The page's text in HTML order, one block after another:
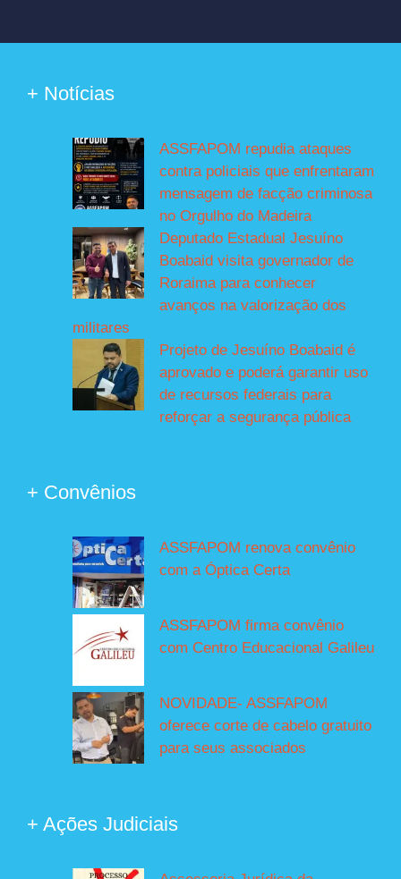
+ Notícias
ASSFAPOM repudia ataques
contra policiais que enfrentaram
mensagem de facção criminosa
no Orgulho do Madeira
Deputado Estadual Jesuíno
Boabaid visita governador de
Roraima para conhecer
avanços na valorização dos
militares
Projeto de Jesuíno Boabaid é
aprovado e poderá garantir uso
de recursos federais para
reforçar a segurança pública
+ Convênios
ASSFAPOM renova convênio
com a Óptica Certa
ASSFAPOM firma convênio
com Centro Educacional Galileu
NOVIDADE- ASSFAPOM
oferece corte de cabelo gratuito
para seus associados
+ Ações Judiciais